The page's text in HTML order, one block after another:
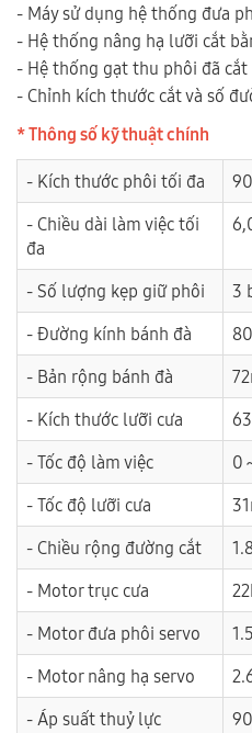
- Máy sử dụng hệ thống đưa
- Hệ thống nâng hạ lưỡi cắt
- Hệ thống gạt thu phôi đã cắt
- Chỉnh kích thước cắt và số
* Thông số kỹ thuật chính
- Kích thước phôi tối đa
- Chiều dài làm việc tối
đa
- Số lượng kẹp giữ phôi
3
- Đường kính bánh đà
- Bản rộng bánh đà
- Kích thước lưỡi cưa
- Tốc độ làm việc
0
- Tốc độ lưỡi cưa
- Chiều rộng đường cắt
- Motor trục cưa
- Motor đưa phôi servo
- Motor nâng hạ servo
- Áp suất thuỷ lực